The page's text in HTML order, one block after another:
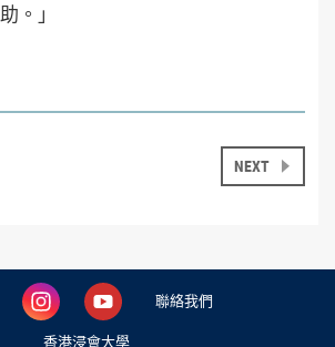
。」
NEXT
聯絡我們
香港浸會大學